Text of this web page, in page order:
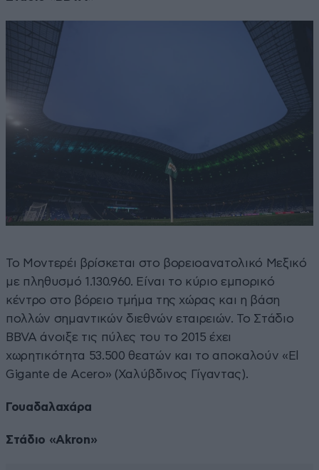
Το Μοντερέι βρίσκεται στο βορειοανατολικό Μεξικό
με πληθυσμό 1.130.960. Είναι το κύριο εμπορικό
κέντρο στο βόρειο τμήμα της χώρας και η βάση
πολλών σημαντικών διεθνών εταιρειών. Το Στάδιο
BBVA άνοιξε τις πύλες του το 2015 έχει
χωρητικότητα 53.500 θεατών και το αποκαλούν «El
Gigante de Acero» (Χαλύβδινος Γίγαντας).
Γουαδαλαχάρα
Στάδιο «Akron»